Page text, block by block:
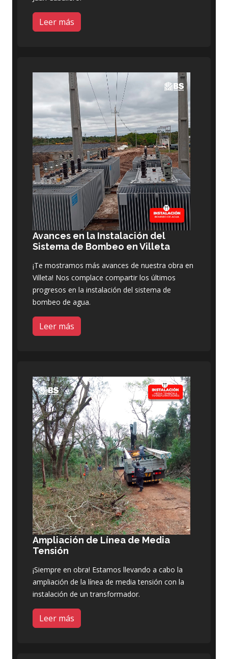
Leer más
Avances en la Instalación del
Sistema de Bombeo en Villeta
¡Te mostramos más avances de nuestra obra en
Villeta! Nos complace compartir los últimos
progresos en la instalación del sistema de
bombeo de agua.
Leer más
Ampliación de Línea de Media
Tensión
¡Siempre en obra! Estamos llevando a cabo la
ampliación de la línea de media tensión con la
instalación de un transformador.
Leer más